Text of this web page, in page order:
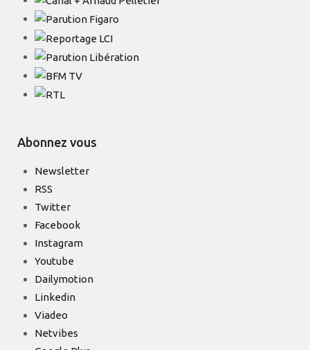
Abonnez vous
Newsletter
RSS
Twitter
Facebook
Instagram
Youtube
Dailymotion
Linkedin
Viadeo
Netvibes